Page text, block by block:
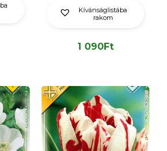
Kívánságlistába
rakom
1 090Ft